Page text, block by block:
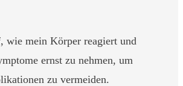
wie mein Körper reagiert und
ernst zu nehmen, um
zu vermeiden.